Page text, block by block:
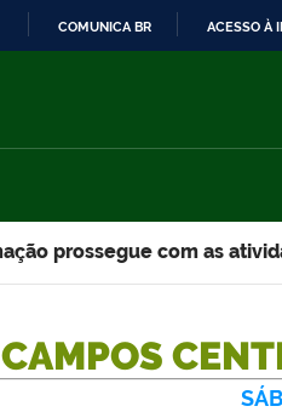
COMUNICA BR ACESSO À
prossegue com as
CAMPOS